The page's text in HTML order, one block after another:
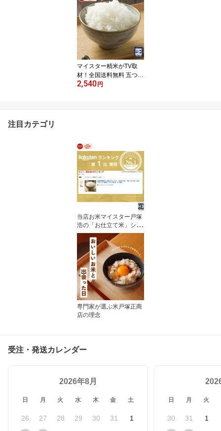
シリーズ『善』ぜん900g
5kg 10kg 20kg 【送料無
料】ソーシャルギフト
マイスター精米がTV取
材！全国送料無料 五つ星
お米マイスターセレクシ
2,540円
注目カテゴリ
当店お米マイスター戸塚
浩の「お仕立て米」シリ
ーズ『技』
専門家が選ぶ米戸塚正商
店の理念
受注・発送カレンダー
2026年8月
日 月 火 水 木 金 土
26 27 28 29 30 31 1
日 月 火
30 31 1